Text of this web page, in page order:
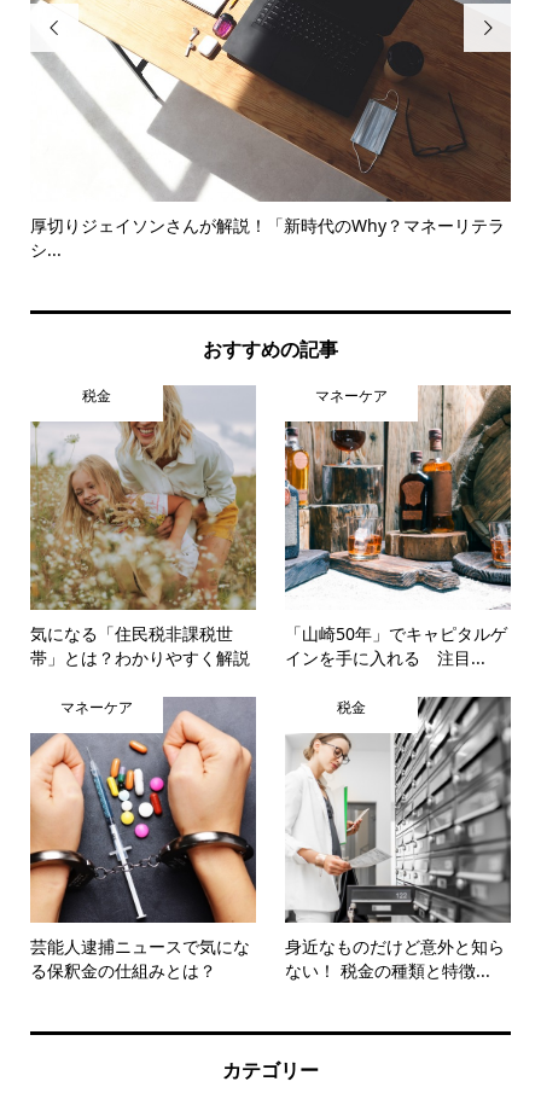

厚切りジェイソンさんが解説！「新時代のWhy？マネーリテラ
シ...

おすすめの記事
税金
気になる「住民税非課税世
帯」とは？わかりやすく解説
マネーケア
「山崎50年」でキャピタルゲ
インを手に入れる 注目...
マネーケア
芸能人逮捕ニュースで気にな
る保釈金の仕組みとは？
税金
身近なものだけど意外と知ら
ない！ 税金の種類と特徴...
カテゴリー